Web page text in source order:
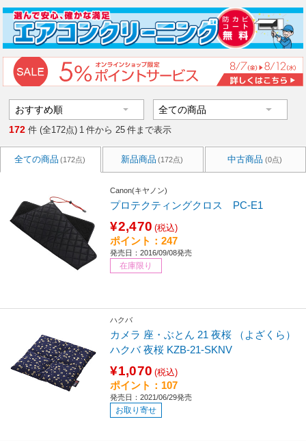
172 件 (全172点) 1 件から 25 件まで表示
全ての商品 (172点) 新品商品 (172点) 中古商品 (0点)
Canon(キヤノン)
プロテクティングクロス PC-E1
¥2,470 (税込)
ポイント：247
発売日：2016/09/08発売
在庫限り
ハクバ
カメラ 座・ぶとん 21 夜桜 （よざくら）
ハクバ 夜桜 KZB-21-SKNV
¥1,070 (税込)
ポイント：107
発売日：2021/06/29発売
お取り寄せ